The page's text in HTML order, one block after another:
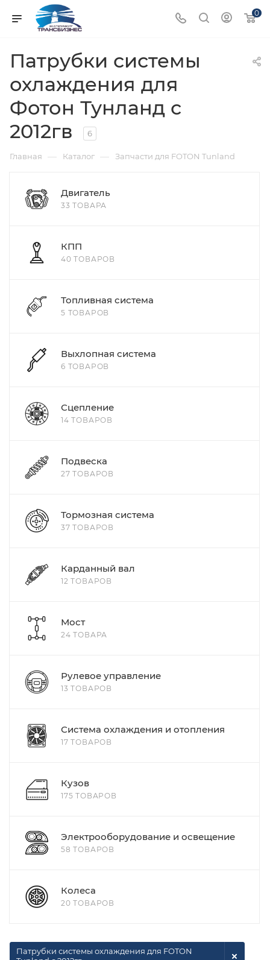
0
Патрубки системы
охлаждения для
Фотон Тунланд с
2012гв
6
Главная — Каталог — Запчасти для FOTON Tunland
Двигатель
33 ТОВАРА
КПП
40 ТОВАРОВ
Топливная система
5 ТОВАРОВ
Выхлопная система
6 ТОВАРОВ
Сцепление
14 ТОВАРОВ
Подвеска
27 ТОВАРОВ
Тормозная система
37 ТОВАРОВ
Карданный вал
12 ТОВАРОВ
Мост
24 ТОВАРА
Рулевое управление
13 ТОВАРОВ
Система охлаждения и отопления
17 ТОВАРОВ
Кузов
175 ТОВАРОВ
Электрооборудование и освещение
58 ТОВАРОВ
Колеса
20 ТОВАРОВ
Патрубки системы охлаждения для FOTON